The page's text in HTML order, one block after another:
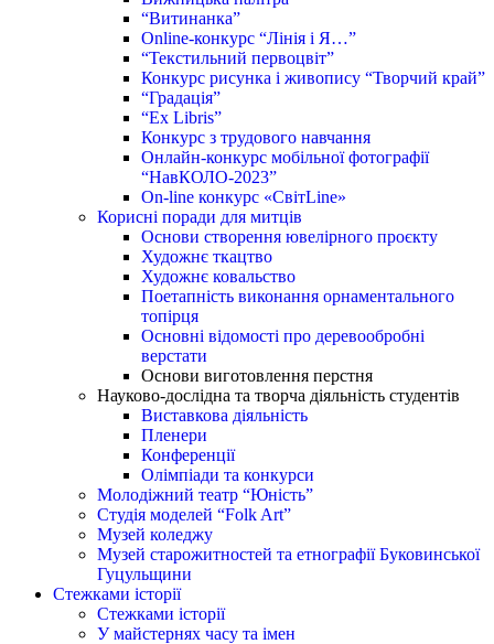
“Витинанка”
Online-конкурс “Лінія і Я…”
“Текстильний первоцвіт”
Конкурс рисунка і живопису “Творчий край”
“Градація”
“Ex Libris”
Конкурс з трудового навчання
Онлайн-конкурс мобільної фотографії
“НавКОЛО-2023”
On-line конкурс «СвітLine»
Корисні поради для митців
Основи створення ювелірного проєкту
Художнє ткацтво
Художнє ковальство
Поетапність виконання орнаментального
топірця
Основні відомості про деревообробні
верстати
Основи виготовлення перстня
Науково-дослідна та творча діяльність студентів
Виставкова діяльність
Пленери
Конференції
Олімпіади та конкурси
Молодіжний театр “Юність”
Студія моделей “Folk Art”
Музей коледжу
Музей старожитностей та етнографії Буковинської
Гуцульщини
Стежками історії
Стежками історії
У майстернях часу та імен